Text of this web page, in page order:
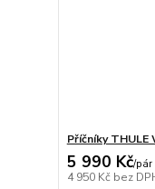
Příčníky THULE
5 990 Kč/pár
4 950 Kč bez